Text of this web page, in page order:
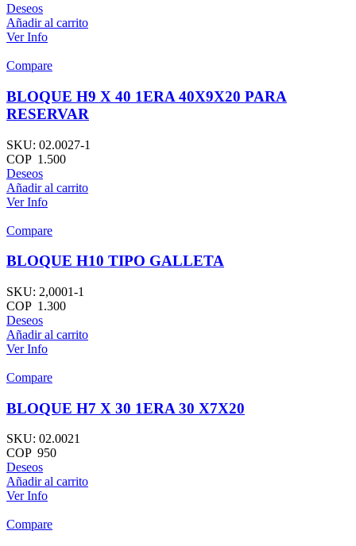
Deseos
Añadir al carrito
Ver Info
Compare
BLOQUE H9 X 40 1ERA 40X9X20 PARA
RESERVAR
SKU: 02.0027-1
COP 1.500
Deseos
Añadir al carrito
Ver Info
Compare
BLOQUE H10 TIPO GALLETA
SKU: 2,0001-1
COP 1.300
Deseos
Añadir al carrito
Ver Info
Compare
BLOQUE H7 X 30 1ERA 30 X7X20
SKU: 02.0021
COP 950
Deseos
Añadir al carrito
Ver Info
Compare